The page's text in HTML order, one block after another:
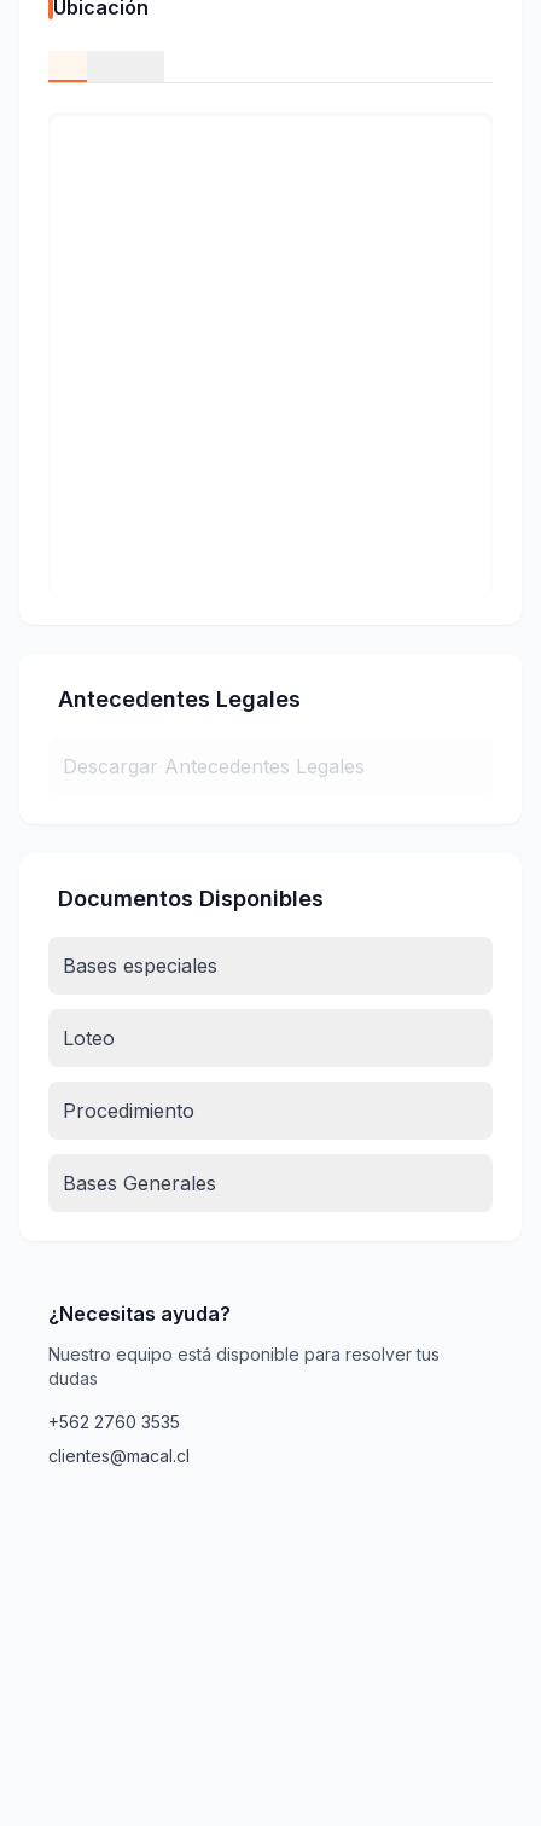
Ubicación
Antecedentes Legales
Descargar Antecedentes Legales
Documentos Disponibles
Bases especiales
Loteo
Procedimiento
Bases Generales
¿Necesitas ayuda?
Nuestro equipo está disponible para resolver tus
dudas
+562 2760 3535
clientes@macal.cl